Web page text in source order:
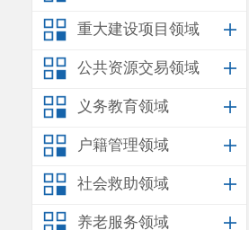
重大建设项目领域
公共资源交易领域
义务教育领域
户籍管理领域
社会救助领域
养老服务领域